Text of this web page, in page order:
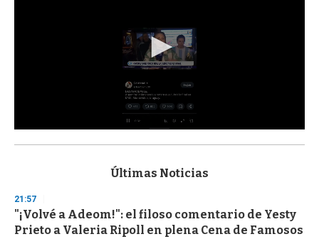
s
d
s
o
f
Últimas Noticias
21:57
"¡Volvé a Adeom!": el filoso comentario de Yesty
Prieto a Valeria Ripoll en plena Cena de Famosos